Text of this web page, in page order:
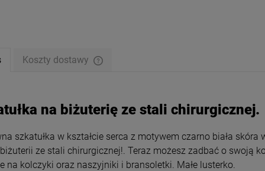
Koszty dostawy
na biżuterię ze stali chirurgicznej.
szkatułka w kształcie serca z motywem czarno biała
ze stali chirurgicznej!. Teraz możesz zadbać o swoją
na kolczyki oraz naszyjniki i bransoletki. Małe lusterko.